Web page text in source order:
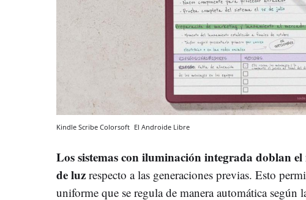
Kindle Scribe Colorsoft El Androide Libre
Los sistemas con iluminación integrada doblan el
de luz respecto a las generaciones previas. Esto
uniforme que se regula de manera automática según